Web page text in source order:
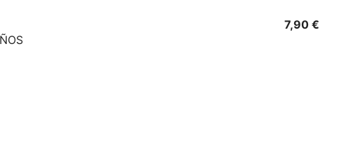
7,90 €